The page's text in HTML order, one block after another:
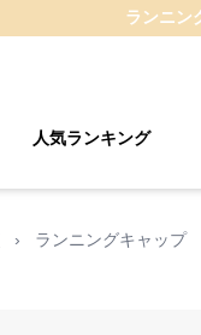
ランニン
人気ランキング
› ランニングキャップ